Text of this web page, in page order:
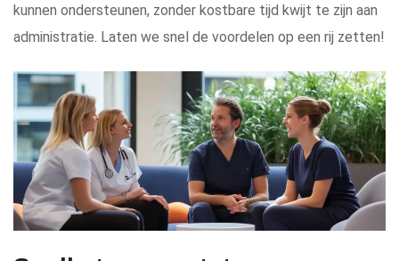
kunnen ondersteunen, zonder kostbare tijd kwijt te zijn aan
administratie. Laten we snel de voordelen op een rij zetten!